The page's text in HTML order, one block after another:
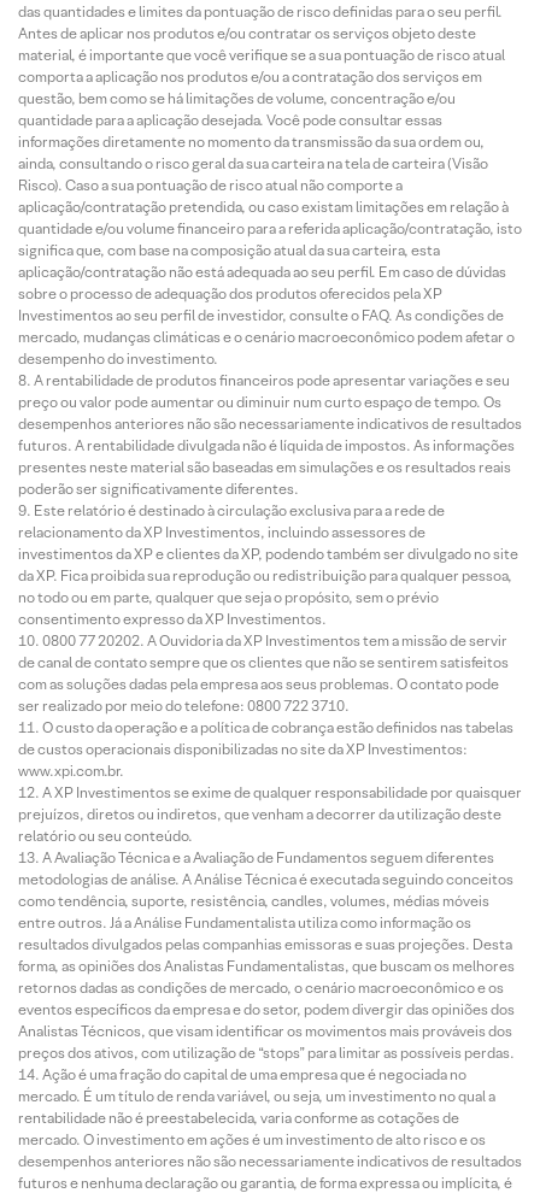
das quantidades e limites da pontuação de risco definidas para o seu perfil.
Antes de aplicar nos produtos e/ou contratar os serviços objeto deste
material, é importante que você verifique se a sua pontuação de risco atual
comporta a aplicação nos produtos e/ou a contratação dos serviços em
questão, bem como se há limitações de volume, concentração e/ou
quantidade para a aplicação desejada. Você pode consultar essas
informações diretamente no momento da transmissão da sua ordem ou,
ainda, consultando o risco geral da sua carteira na tela de carteira (Visão
Risco). Caso a sua pontuação de risco atual não comporte a
aplicação/contratação pretendida, ou caso existam limitações em relação à
quantidade e/ou volume financeiro para a referida aplicação/contratação, isto
significa que, com base na composição atual da sua carteira, esta
aplicação/contratação não está adequada ao seu perfil. Em caso de dúvidas
sobre o processo de adequação dos produtos oferecidos pela XP
Investimentos ao seu perfil de investidor, consulte o FAQ. As condições de
mercado, mudanças climáticas e o cenário macroeconômico podem afetar o
desempenho do investimento.
A rentabilidade de produtos financeiros pode apresentar variações e seu
preço ou valor pode aumentar ou diminuir num curto espaço de tempo. Os
desempenhos anteriores não são necessariamente indicativos de resultados
futuros. A rentabilidade divulgada não é líquida de impostos. As informações
presentes neste material são baseadas em simulações e os resultados reais
poderão ser significativamente diferentes.
Este relatório é destinado à circulação exclusiva para a rede de
relacionamento da XP Investimentos, incluindo assessores de
investimentos da XP e clientes da XP, podendo também ser divulgado no site
da XP. Fica proibida sua reprodução ou redistribuição para qualquer pessoa,
no todo ou em parte, qualquer que seja o propósito, sem o prévio
consentimento expresso da XP Investimentos.
0800 77 20202. A Ouvidoria da XP Investimentos tem a missão de servir
de canal de contato sempre que os clientes que não se sentirem satisfeitos
com as soluções dadas pela empresa aos seus problemas. O contato pode
ser realizado por meio do telefone: 0800 722 3710.
O custo da operação e a política de cobrança estão definidos nas tabelas
de custos operacionais disponibilizadas no site da XP Investimentos:
www.xpi.com.br.
A XP Investimentos se exime de qualquer responsabilidade por quaisquer
prejuízos, diretos ou indiretos, que venham a decorrer da utilização deste
relatório ou seu conteúdo.
A Avaliação Técnica e a Avaliação de Fundamentos seguem diferentes
metodologias de análise. A Análise Técnica é executada seguindo conceitos
como tendência, suporte, resistência, candles, volumes, médias móveis
entre outros. Já a Análise Fundamentalista utiliza como informação os
resultados divulgados pelas companhias emissoras e suas projeções. Desta
forma, as opiniões dos Analistas Fundamentalistas, que buscam os melhores
retornos dadas as condições de mercado, o cenário macroeconômico e os
eventos específicos da empresa e do setor, podem divergir das opiniões dos
Analistas Técnicos, que visam identificar os movimentos mais prováveis dos
preços dos ativos, com utilização de “stops” para limitar as possíveis perdas.
Ação é uma fração do capital de uma empresa que é negociada no
mercado. É um título de renda variável, ou seja, um investimento no qual a
rentabilidade não é preestabelecida, varia conforme as cotações de
mercado. O investimento em ações é um investimento de alto risco e os
desempenhos anteriores não são necessariamente indicativos de resultados
futuros e nenhuma declaração ou garantia, de forma expressa ou implícita, é